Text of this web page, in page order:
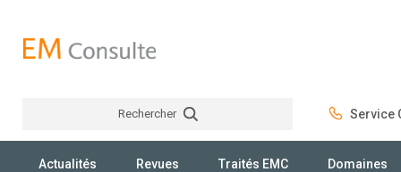
Rechercher Service
Actualités Revues Traités EMC Domaines